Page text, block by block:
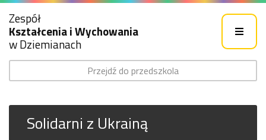
Zespół
Kształcenia i Wychowania
w Dziemianach
Przejdź do przedszkola
Solidarni z Ukrainą